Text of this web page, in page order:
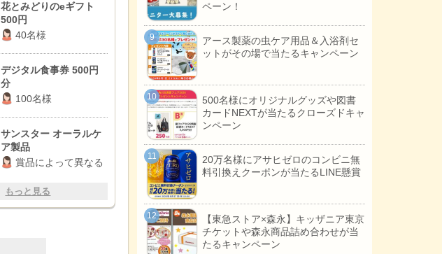
花とみどりのeギフト
500円
40名様
デジタル食事券 500円
分
100名様
サンスター オーラルケ
ア製品
賞品によって異なる
もっと見る
ペーン！
アース製薬の虫ケア用品＆入浴剤セ
ットがその場で当たるキャンペーン
500名様にオリジナルグッズや図書
カードNEXTが当たるクローズドキャ
ンペーン
20万名様にアサヒゼロのコンビニ無
料引換えクーポンが当たるLINE懸賞
【東急ストア×森永】キッザニア東京
チケットや森永商品詰め合わせが当
たるキャンペーン